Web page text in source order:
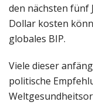
den nächsten fünf
Dollar kosten
globales BIP.
Viele dieser
politische